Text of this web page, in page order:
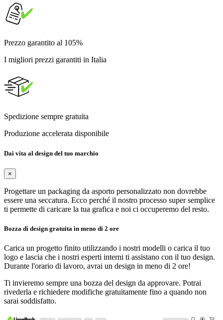
Prezzo garantito al 105%
I migliori prezzi garantiti in Italia
Spedizione sempre gratuita
Produzione accelerata disponibile
Dai vita al design del tuo marchio
×
Progettare un packaging da asporto personalizzato non dovrebbe
essere una seccatura. Ecco perché il nostro processo super semplice
ti permette di caricare la tua grafica e noi ci occuperemo del resto.
Bozza di design gratuita in meno di 2 ore
Carica un progetto finito utilizzando i nostri modelli o carica il tuo
logo e lascia che i nostri esperti interni ti assistano con il tuo design.
Durante l'orario di lavoro, avrai un design in meno di 2 ore!
Ti invieremo sempre una bozza del design da approvare. Potrai
rivederla e richiedere modifiche gratuitamente fino a quando non
sarai soddisfatto.